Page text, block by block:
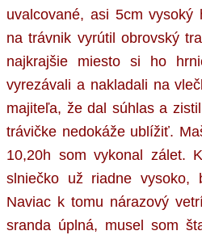
uvalcované, asi 5cm
na trávnik vyrútil obrovský
najkrajšie miesto si ho
vyrezávali a nakladali na
majiteľa, že dal súhlas a
trávičke nedokáže ublížiť.
10,20h som vykonal zálet.
slniečko už riadne vysoko,
Naviac k tomu nárazový
sranda úplná, musel som